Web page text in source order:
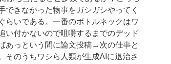
できなかった物事をガシガシやってく
らいである。一番のボトルネックはワ
い付かないので咀嚼するまでのデッド
あっという間に論文投稿→次の仕事と
そのうちワシら人類が生成AIに退治さ